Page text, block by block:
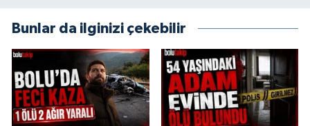
Bunlar da ilginizi çekebilir